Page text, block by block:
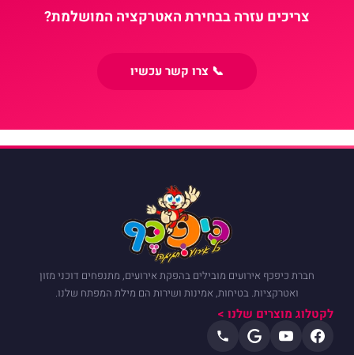
צריכים עזרה בבחירת האטרקציה המושלמת?
📞 צרו קשר עכשיו
חברת כיפכף אירועים מובילים בהפקת אירועים, מתנפחים דוכני מזון
ואטרקציות. בטיחות, אמינות ושירות הם מילת המפתח שלנו.
לקטלוג מוצרים שלנו >